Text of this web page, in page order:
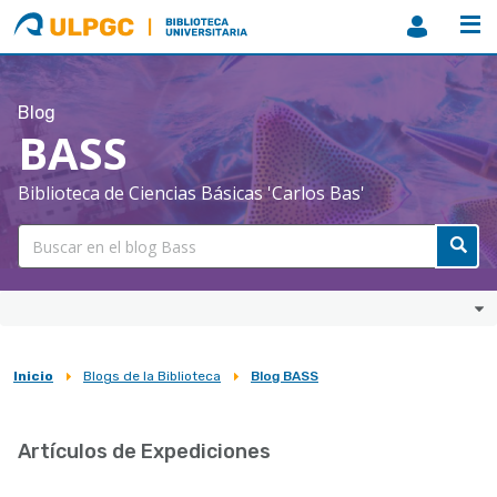
ULPGC
Biblioteca
ULPGC
Blog
BASS
Biblioteca de Ciencias Básicas 'Carlos Bas'
Sobrescribir
de
Inicio Blogs de la Biblioteca Blog BASS
Artículos de Expediciones